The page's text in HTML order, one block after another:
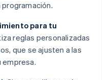
para tu
reglas personalizadas
que se ajusten a las